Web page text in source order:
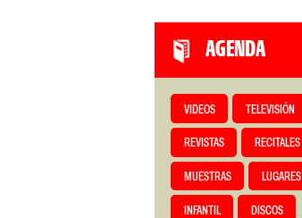
AGENDA
VIDEOS TELEVISIÓN
REVISTAS RECITALES
MUESTRAS LUGARES
INFANTIL DISCOS